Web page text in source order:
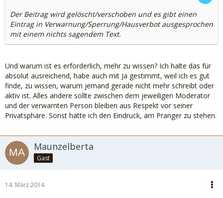
Der Beitrag wird gelöscht/verschoben und es gibt einen
Eintrag in Verwarnung/Sperrung/Hausverbot ausgesprochen
mit einem nichts sagendem Text.
Und warum ist es erforderlich, mehr zu wissen? Ich halte das für
absolut ausreichend, habe auch mit Ja gestimmt, weil ich es gut
finde, zu wissen, warum jemand gerade nicht mehr schreibt oder
aktiv ist. Alles andere sollte zwischen dem jeweiligen Moderator
und der verwarnten Person bleiben aus Respekt vor seiner
Privatsphäre. Sonst hätte ich den Eindruck, am Pranger zu stehen.
Maunzelberta
Gast
14. März 2014